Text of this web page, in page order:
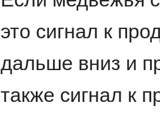
это сигнал к
дальше вниз и
также сигнал к